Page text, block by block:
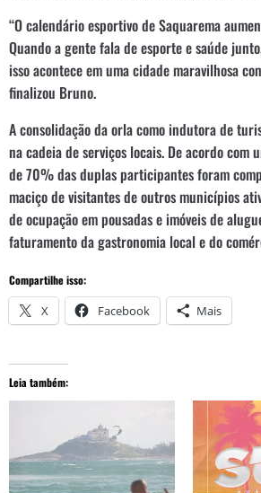
“O calendário esportivo de Saquarema
Quando a gente fala de esporte e saúde
isso acontece em uma cidade maravilhosa
finalizou Bruno.
A consolidação da orla como indutora de
na cadeia de serviços locais. De acordo com
de 70% das duplas participantes foram
maciço de visitantes de outros municípios
de ocupação em pousadas e imóveis de
faturamento da gastronomia local e do
Compartilhe isso:
X Facebook Mais
Leia também: